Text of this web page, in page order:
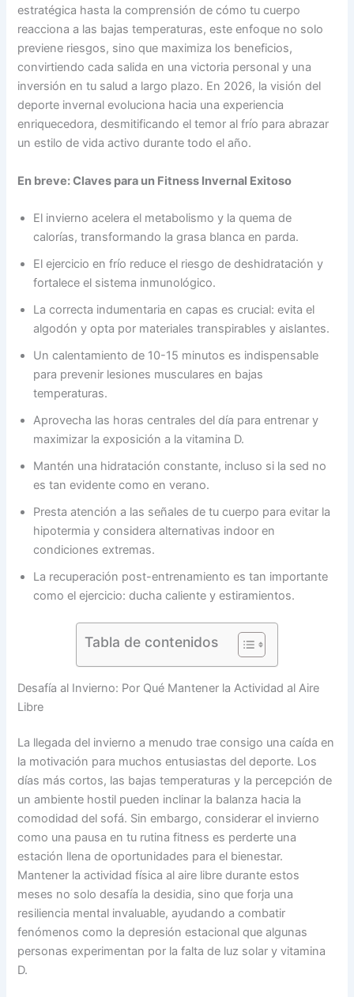
estratégica hasta la comprensión de cómo tu cuerpo
reacciona a las bajas temperaturas, este enfoque no solo
previene riesgos, sino que maximiza los beneficios,
convirtiendo cada salida en una victoria personal y una
inversión en tu salud a largo plazo. En 2026, la visión del
deporte invernal evoluciona hacia una experiencia
enriquecedora, desmitificando el temor al frío para abrazar
un estilo de vida activo durante todo el año.
En breve: Claves para un Fitness Invernal Exitoso
El invierno acelera el metabolismo y la quema de
calorías, transformando la grasa blanca en parda.
El ejercicio en frío reduce el riesgo de deshidratación y
fortalece el sistema inmunológico.
La correcta indumentaria en capas es crucial: evita el
algodón y opta por materiales transpirables y aislantes.
Un calentamiento de 10-15 minutos es indispensable
para prevenir lesiones musculares en bajas
temperaturas.
Aprovecha las horas centrales del día para entrenar y
maximizar la exposición a la vitamina D.
Mantén una hidratación constante, incluso si la sed no
es tan evidente como en verano.
Presta atención a las señales de tu cuerpo para evitar la
hipotermia y considera alternativas indoor en
condiciones extremas.
La recuperación post-entrenamiento es tan importante
como el ejercicio: ducha caliente y estiramientos.
Tabla de contenidos
Desafía al Invierno: Por Qué Mantener la Actividad al Aire
Libre
La llegada del invierno a menudo trae consigo una caída en
la motivación para muchos entusiastas del deporte. Los
días más cortos, las bajas temperaturas y la percepción de
un ambiente hostil pueden inclinar la balanza hacia la
comodidad del sofá. Sin embargo, considerar el invierno
como una pausa en tu rutina fitness es perderte una
estación llena de oportunidades para el bienestar.
Mantener la actividad física al aire libre durante estos
meses no solo desafía la desidia, sino que forja una
resiliencia mental invaluable, ayudando a combatir
fenómenos como la depresión estacional que algunas
personas experimentan por la falta de luz solar y vitamina
D.